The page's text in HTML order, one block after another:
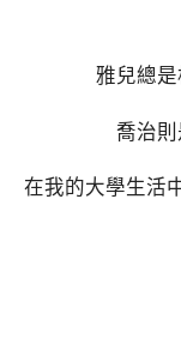
雅兒總是
喬治則
在我的大學生活